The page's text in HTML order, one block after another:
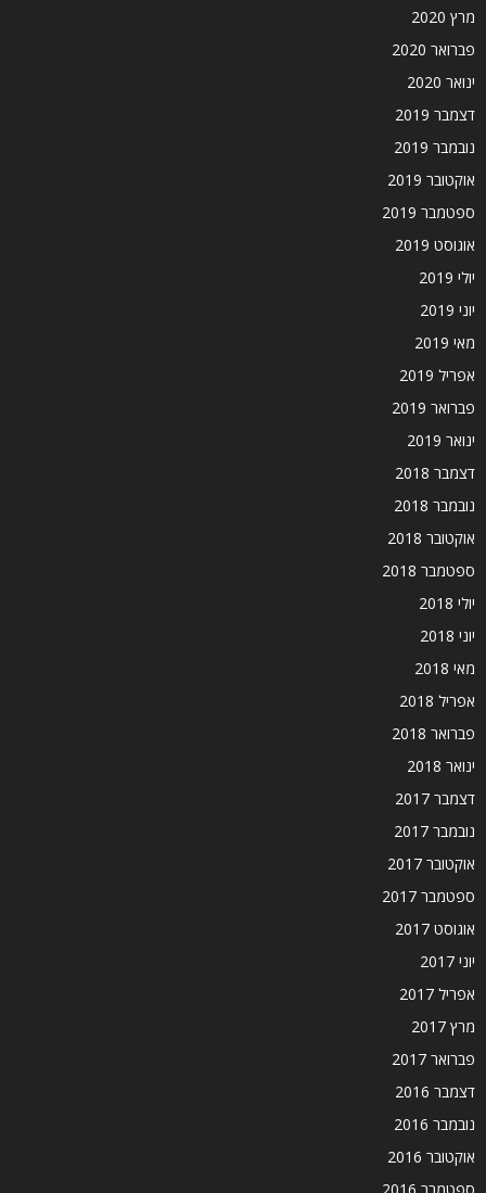
מרץ 2020
פברואר 2020
ינואר 2020
דצמבר 2019
נובמבר 2019
אוקטובר 2019
ספטמבר 2019
אוגוסט 2019
יולי 2019
יוני 2019
מאי 2019
אפריל 2019
פברואר 2019
ינואר 2019
דצמבר 2018
נובמבר 2018
אוקטובר 2018
ספטמבר 2018
יולי 2018
יוני 2018
מאי 2018
אפריל 2018
פברואר 2018
ינואר 2018
דצמבר 2017
נובמבר 2017
אוקטובר 2017
ספטמבר 2017
אוגוסט 2017
יוני 2017
אפריל 2017
מרץ 2017
פברואר 2017
דצמבר 2016
נובמבר 2016
אוקטובר 2016